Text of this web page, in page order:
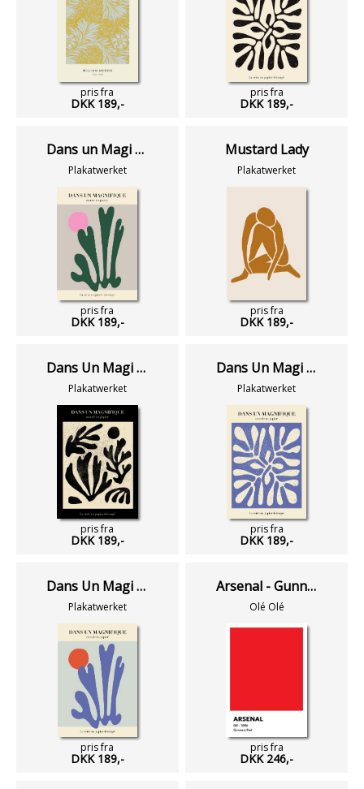
pris fra
DKK 189,-
pris fra
DKK 189,-
Dans un Magi No 10
Plakatwerket
pris fra
DKK 189,-
Mustard Lady
Plakatwerket
pris fra
DKK 189,-
Dans Un Magi No 2
Plakatwerket
pris fra
DKK 189,-
Dans Un Magi No 07
Plakatwerket
pris fra
DKK 189,-
Dans Un Magi No 08
Plakatwerket
pris fra
DKK 189,-
Arsenal - Gunners Red
Olé Olé
pris fra
DKK 246,-